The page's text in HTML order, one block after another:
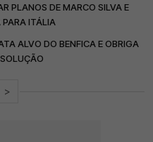
PLANOS DE MARCO SILVA E
PARA ITÁLIA
ALVO DO BENFICA E OBRIGA
>